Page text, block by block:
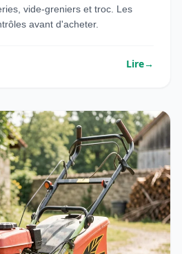
vide-greniers et troc. Les
avant d'acheter.
Lire→